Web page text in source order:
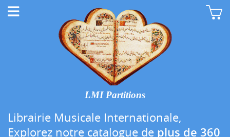
LMI Partitions
Librairie Musicale Internationale,
Explorez notre catalogue de plus de 360